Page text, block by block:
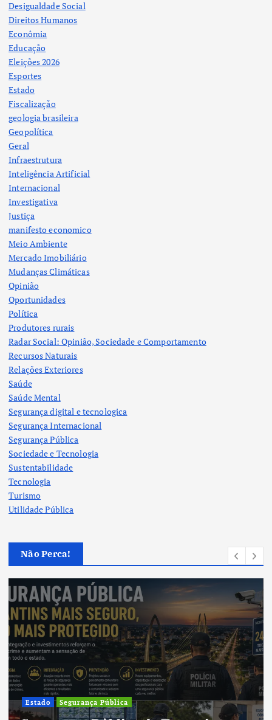
Desigualdade Social
Direitos Humanos
Econômia
Educação
Eleições 2026
Esportes
Estado
Fiscalização
geologia brasileira
Geopolítica
Geral
Infraestrutura
Inteligência Artificial
Internacional
Investigativa
Justiça
manifesto economico
Meio Ambiente
Mercado Imobiliário
Mudanças Climáticas
Opinião
Oportunidades
Política
Produtores rurais
Radar Social: Opinião, Sociedade e Comportamento
Recursos Naturais
Relações Exteriores
Saúde
Saúde Mental
Segurança digital e tecnologica
Segurança Internacional
Segurança Pública
Sociedade e Tecnologia
Sustentabilidade
Tecnologia
Turismo
Utilidade Pública
Não Perca!
Cultura
Cultura do Tocantins preserva